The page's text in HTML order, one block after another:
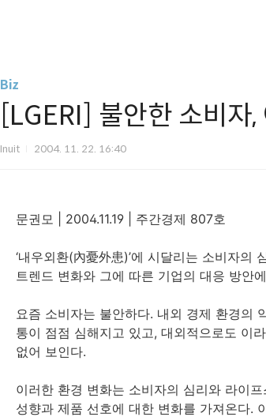
Biz
[LGERI] 불안한 소비자
Inuit 2004. 11. 22. 16:40
문권모 | 2004.11.19 | 주간경제 807호
‘내우외환(內憂外患)’에 시달리는 소비자
트렌드 변화와 그에 따른 기업의 대응 방안
요즘 소비자는 불안하다. 내외 경제 환경의
통이 점점 심해지고 있고, 대외적으로도 이
없어 보인다.
이러한 환경 변화는 소비자의 심리와 라이
성향과 제품 선호에 대한 변화를 가져온다.